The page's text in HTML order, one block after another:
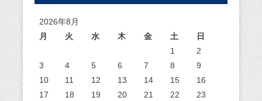
2026年8月
月
火 水 木 金 土 日
1
2
3
4 5 6 7 8
9
10
11 12 13 14 15
16
17
18 19 20 21 22
23